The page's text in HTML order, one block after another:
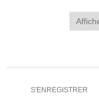
S'ENREGISTRER